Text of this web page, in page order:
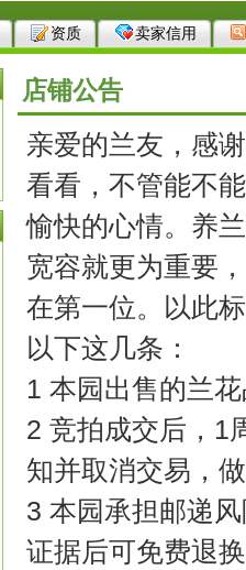
资质 卖家信用
店铺公告
亲爱的兰友，感
看看，不管能不
愉快的心情。养
宽容就更为重要
在第一位。以此
以下这几条：
1 本园出售的兰
2 竞拍成交后，1
知并取消交易，
3 本园承担邮递
证据后可免费退